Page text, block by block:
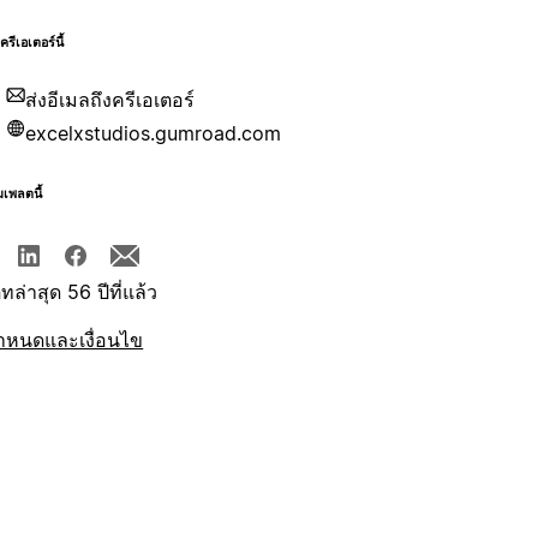
รีเอเตอร์นี้
ส่งอีเมลถึงครีเอเตอร์
excelxstudios.gumroad.com
เพลตนี้
ทล่าสุด 56 ปีที่แล้ว
นดและเงื่อนไข